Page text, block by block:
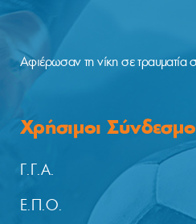
Αφιέρωσαν τη νίκη σε τραυματία
Χρήσιμοι
Γ.Γ.Α.
Ε.Π.Ο.